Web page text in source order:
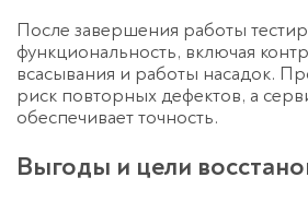
После завершения работы
функциональность, включая
всасывания и работы насадок.
риск повторных дефектов, а
обеспечивает точность.
Выгоды и цели